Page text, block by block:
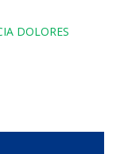
DOLORES